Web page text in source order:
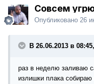
Совсем
Опубликовано 26
В 26.06.2013 в
раз в неделю заливаю
излишки плака собираю